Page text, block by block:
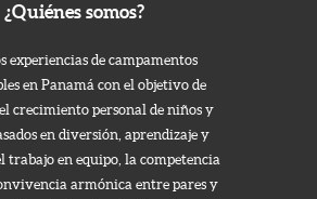
¿Quiénes somos?
experiencias de campamentos
en Panamá con el objetivo de
crecimiento personal de niños y
en diversión, aprendizaje y
trabajo en equipo, la competencia
armónica entre pares y